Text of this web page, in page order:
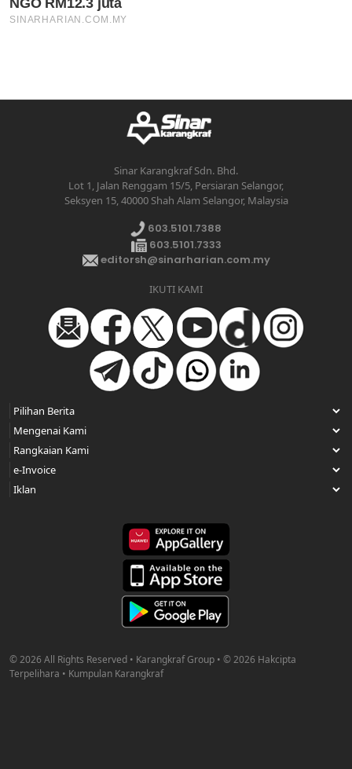
Sinar Karangkraf Sdn. Bhd.
Lot 1, Jalan Renggam 15/5, Persiaran Selangor,
Seksyen 15, 40000 Shah Alam Selangor, Malaysia
603.5101.7388
603.5101.7333
editorsh@sinarharian.com.my
IKUTI KAMI
© 2026 All Rights Reserved • Karangkraf Group • © 2026 Hakcipta
Terpelihara • Kumpulan Karangkraf